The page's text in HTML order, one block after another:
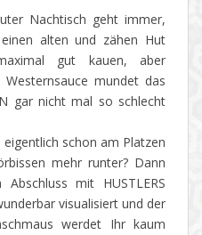
Nachtisch geht immer,
alten und zähen Hut
gut kauen, aber
mundet das
gar nicht mal so schlecht
eigentlich schon am Platzen
mehr runter? Dann
mit HUSTLERS
visualisiert und der
werdet Ihr kaum